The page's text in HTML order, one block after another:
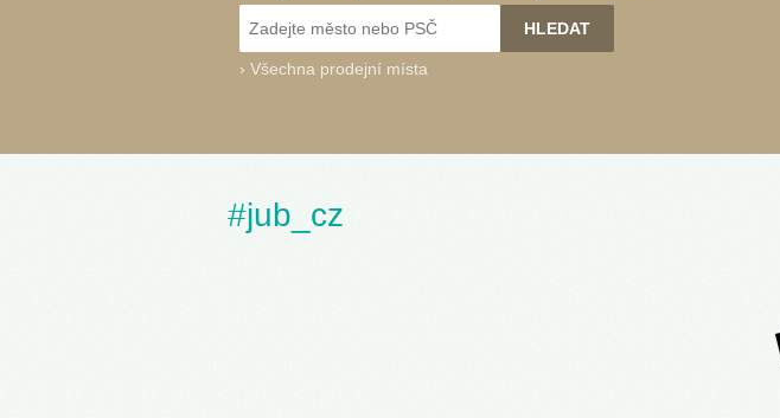
› Všechna prodejní místa
#jub_cz